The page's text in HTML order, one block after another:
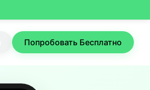
Попробовать Бесплатно